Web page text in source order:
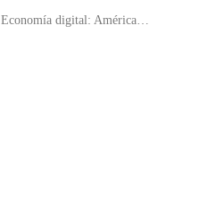
Economía digital: América…